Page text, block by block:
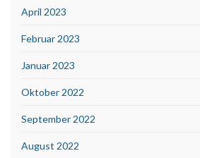
April 2023
Februar 2023
Januar 2023
Oktober 2022
September 2022
August 2022